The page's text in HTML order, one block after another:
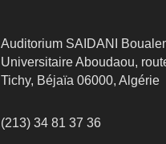
Auditorium SAIDANI
Universitaire Aboudaou,
Tichy, Béjaïa 06000, Algérie
(213) 34 81 37 36